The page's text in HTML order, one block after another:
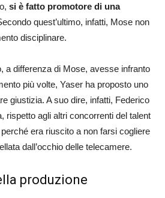
si è fatto promotore di una
quest’ultimo, infatti, Mose non
disciplinare.
a differenza di Mose, avesse infranto
più volte, Yaser ha proposto uno
giustizia. A suo dire, infatti, Federico
rispetto agli altri concorrenti del talent
era riuscito a non farsi cogliere
dall’occhio delle telecamere.
produzione